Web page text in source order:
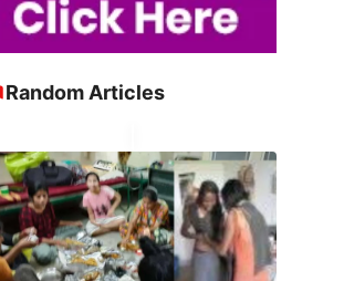
Random Articles